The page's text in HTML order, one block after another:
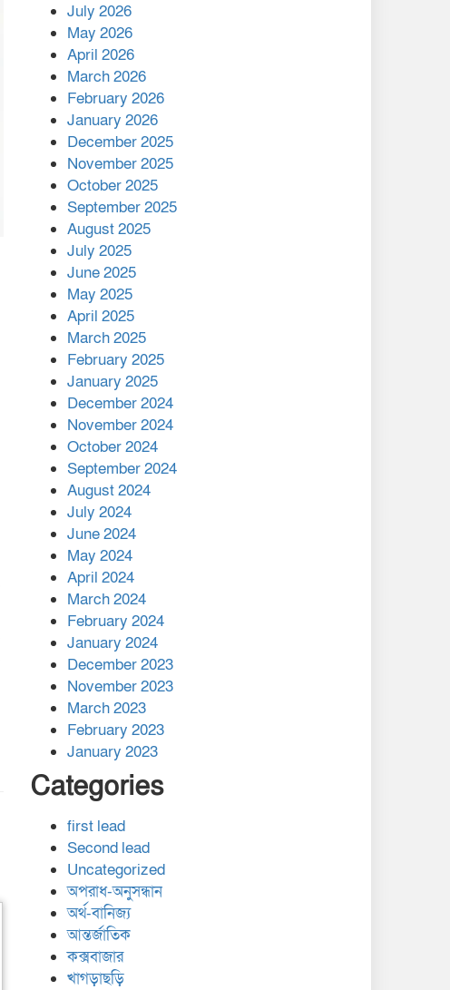
কাপ্তাই প্রেস ক্লাবের সভাপতি
মাহফুজ, সম্পাদক রিপন মারমা
নির্বাচিত
মালয়েশিয়ার প্রধানমন্ত্রীকে চিঠি
দেয়ার পর ফোন তারেক
রহমানের,গ্যাস সঙ্কট
মোকাবিলায় সহায়তার আশ্বাস
এক বিলিয়ন ডলার বিনিয়োগ
হবে আনোয়ারায়
বান্দরবানে বন্যায় ক্ষতিগ্রস্তদের
মাঝে সহায়তা দিলেন সাচিং প্রু
জেরী
July 2026
May 2026
April 2026
March 2026
February 2026
January 2026
December 2025
November 2025
October 2025
September 2025
August 2025
July 2025
June 2025
May 2025
April 2025
March 2025
February 2025
January 2025
December 2024
November 2024
October 2024
September 2024
August 2024
July 2024
June 2024
May 2024
April 2024
March 2024
February 2024
January 2024
December 2023
November 2023
March 2023
February 2023
January 2023
Categories
first lead
Second lead
Uncategorized
অপরাধ-অনুসন্ধান
অর্থ-বানিজ্য
আন্তর্জাতিক
কক্সবাজার
খাগড়াছড়ি